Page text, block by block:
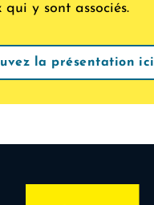
qui y sont associés.
la présentation ici